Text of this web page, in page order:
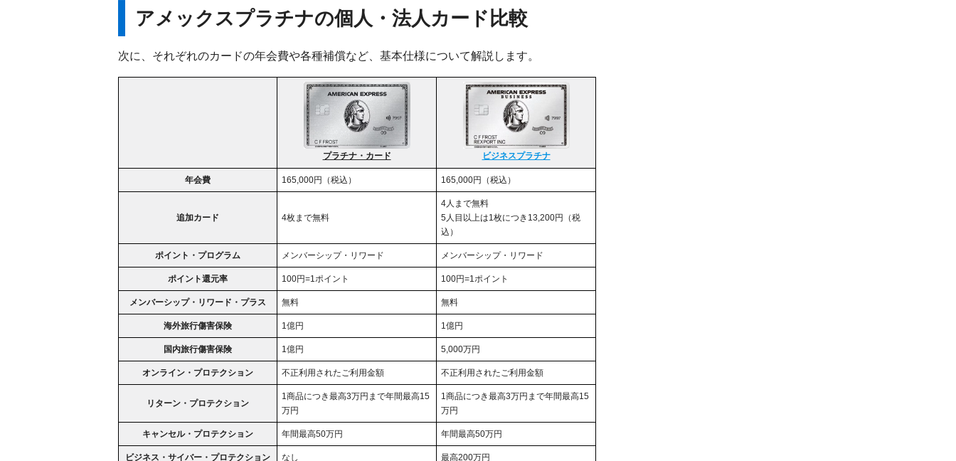
アメックスプラチナの個人・法人カード比較
次に、それぞれのカードの年会費や各種補償など、基本仕様について解説します。
プラチナ・カード ビジネスプラチナ
年会費 165,000円（税込） 165,000円（税込）
追加カード 4枚まで無料
4人まで無料
5人目以上は1枚につき13,200円（税
込）
ポイント・プログラム メンバーシップ・リワード メンバーシップ・リワード
ポイント還元率 100円=1ポイント 100円=1ポイント
メンバーシップ・リワード・プラス 無料 無料
海外旅行傷害保険 1億円 1億円
国内旅行傷害保険 1億円 5,000万円
オンライン・プロテクション 不正利用されたご利用金額 不正利用されたご利用金額
リターン・プロテクション
1商品につき最高3万円まで年間最高15
万円
1商品につき最高3万円まで年間最高15
万円
キャンセル・プロテクション 年間最高50万円 年間最高50万円
ビジネス・サイバー・プロテクション なし 最高200万円